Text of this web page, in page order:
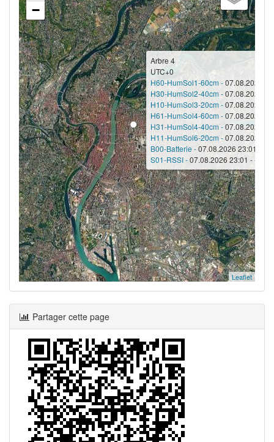
Arbre 4
UTC+0
H60-HumSol1-60cm -07.08.2026
H30-HumSol2-40cm -07.08.2026
H10-HumSol3-20cm -07.08.2026
H61-HumSol4-60cm -07.08.2026
H31-HumSol4-40cm -07.08.2026
H11-HumSol6-20cm -07.08.2026
B00-Batterie -07.08.2026 23:01 -
S01-RSSI -07.08.2026 23:01 - -76
−
Leaflet
Partager cette page